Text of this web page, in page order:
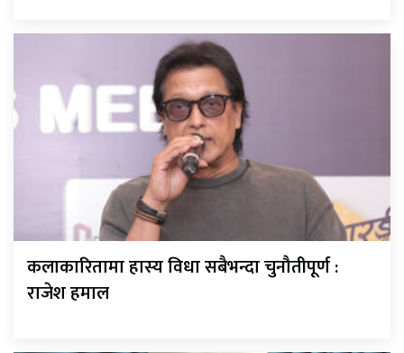
कलाकारितामा हास्य विधा सबैभन्दा चुनौतीपूर्ण :
राजेश हमाल